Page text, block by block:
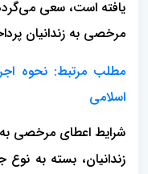
یافته است، سعی
مرخصی به زندانیان
مطلب مرتبط: نحوه
اسلامی
شرایط اعطای مرخصی به
زندانیان، بسته به